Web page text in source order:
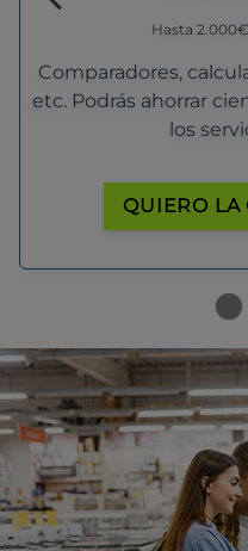
Hasta
Comparadores,
etc. Podrás ahorrar
los
QUIERO LA